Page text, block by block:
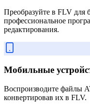
Преобразуйте в FLV для
профессиональное
редактирования.
Мобильные
Воспроизводите файлы
конвертировав их в FLV.